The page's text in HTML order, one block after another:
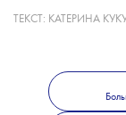
деятели
В апреле
художников
ТЕКСТ: КАТЕРИНА